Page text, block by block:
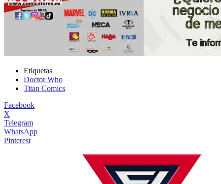
Etiquetas
Doctor Who
Titan Comics
Facebook
X
Telegram
WhatsApp
Pinterest